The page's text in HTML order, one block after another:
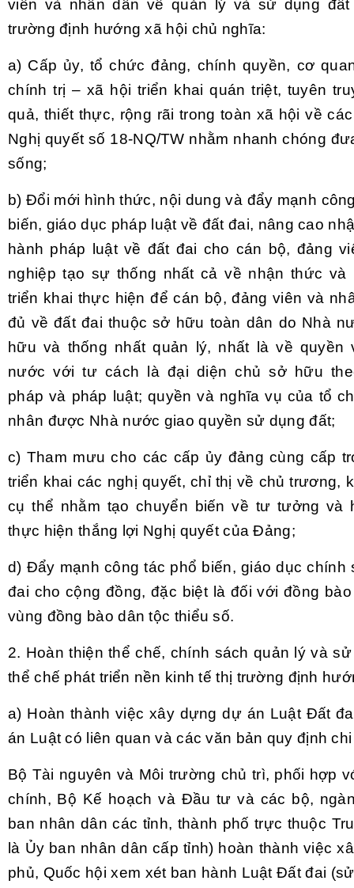
viên và nhân dân về quản lý và sử dụng
trường định hướng xã hội chủ nghĩa:
a) Cấp ủy, tổ chức đảng, chính quyền, cơ
chính trị – xã hội triển khai quán triệt, tuyên
quả, thiết thực, rộng rãi trong toàn xã hội về
Nghị quyết số 18-NQ/TW nhằm nhanh chóng
sống;
b) Đổi mới hình thức, nội dung và đẩy mạnh
biến, giáo dục pháp luật về đất đai, nâng cao
hành pháp luật về đất đai cho cán bộ, đảng
nghiệp tạo sự thống nhất cả về nhận thức và
triển khai thực hiện để cán bộ, đảng viên và
đủ về đất đai thuộc sở hữu toàn dân do Nhà
hữu và thống nhất quản lý, nhất là về quyền
nước với tư cách là đại diện chủ sở hữu
pháp và pháp luật; quyền và nghĩa vụ của tổ
nhân được Nhà nước giao quyền sử dụng đất;
c) Tham mưu cho các cấp ủy đảng cùng cấp
triển khai các nghị quyết, chỉ thị về chủ trương,
cụ thể nhằm tạo chuyển biến về tư tưởng và
thực hiện thắng lợi Nghị quyết của Đảng;
d) Đẩy mạnh công tác phổ biến, giáo dục chính
đai cho cộng đồng, đặc biệt là đối với đồng
vùng đồng bào dân tộc thiểu số.
2. Hoàn thiện thể chế, chính sách quản lý và
thể chế phát triển nền kinh tế thị trường định
a) Hoàn thành việc xây dựng dự án Luật Đất
án Luật có liên quan và các văn bản quy định
Bộ Tài nguyên và Môi trường chủ trì, phối hợp
chính, Bộ Kế hoạch và Đầu tư và các bộ,
ban nhân dân các tỉnh, thành phố trực thuộc
là Ủy ban nhân dân cấp tỉnh) hoàn thành việc
phủ, Quốc hội xem xét ban hành Luật Đất đai